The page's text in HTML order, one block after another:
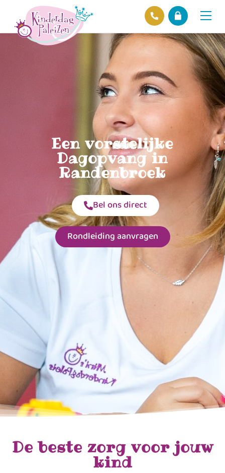
Een vorstelijke
Dagopvang in
Randenbroek
Bel ons direct
Rondleiding aanvragen
De beste zorg voor jouw
kind